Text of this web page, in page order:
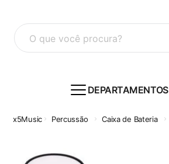
O que você procura?
DEPARTAMENTOS
Percussão Caixa de Bateria